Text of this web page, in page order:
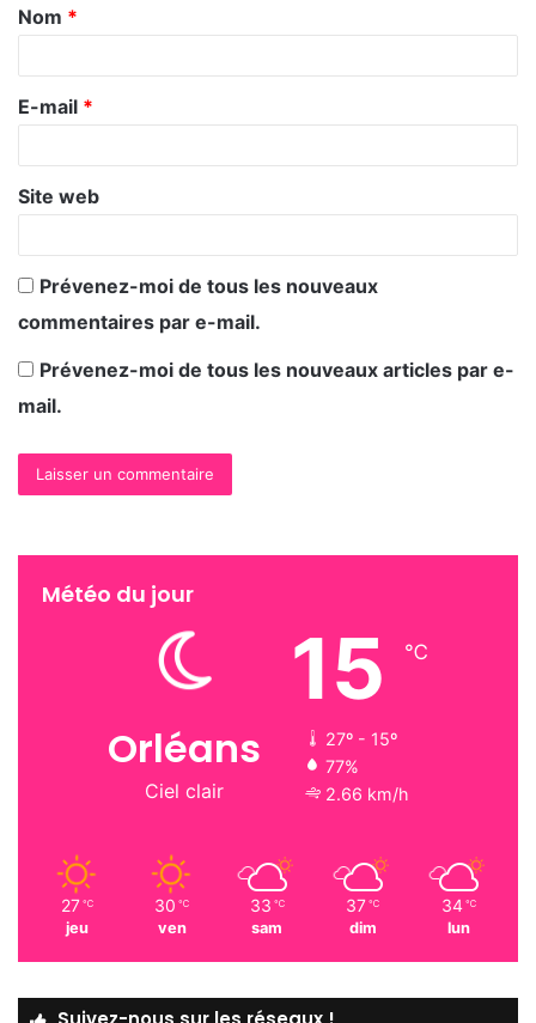
a
e
*
Nom *
E-mail *
Site web
Prévenez-moi de tous les nouveaux
commentaires par e-mail.
Prévenez-moi de tous les nouveaux articles par e-
mail.
Météo du jour
Orléans
Ciel clair
15 ℃
27º - 15º
77%
2.66 km/h
27 ℃
jeu
30 ℃
ven
33 ℃
sam
37 ℃
dim
34 ℃
lun